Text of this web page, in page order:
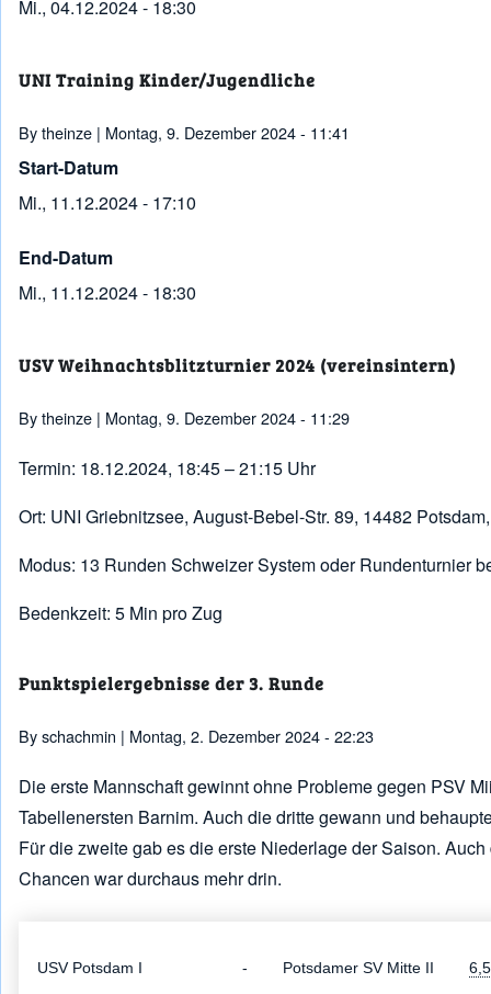
Mi., 04.12.2024 - 18:30
UNI Training Kinder/Jugendliche
Bytheinze | Montag, 9. Dezember 2024 - 11:41
Start-Datum
Mi., 11.12.2024 - 17:10
End-Datum
Mi., 11.12.2024 - 18:30
USV Weihnachtsblitzturnier 2024 (vereinsintern)
Bytheinze | Montag, 9. Dezember 2024 - 11:29
Termin: 18.12.2024, 18:45 – 21:15 Uhr
Ort: UNI Griebnitzsee, August-Bebel-Str. 89, 14482
Modus: 13 Runden Schweizer System oder Rundenturnier
Bedenkzeit: 5 Min pro Zug
Punktspielergebnisse der 3. Runde
Byschachmin | Montag, 2. Dezember 2024 - 22:23
Die erste Mannschaft gewinnt ohne Probleme gegen PSV
Tabellenersten Barnim. Auch die dritte gewann und
Für die zweite gab es die erste Niederlage der Saison.
Chancen war durchaus mehr drin.
USV Potsdam I - Potsdamer SV Mitte II